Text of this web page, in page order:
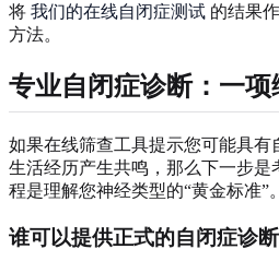
将 我们的在线自闭症测试 的结果
方法。
专业自闭症诊断：一
如果在线筛查工具提示您可能具有
生活经历产生共鸣，那么下一步是
程是理解您神经类型的“黄金标准”。
谁可以提供正式的自闭症诊断